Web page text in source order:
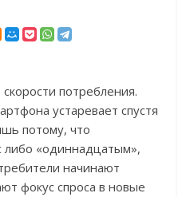
потребления.
устаревает спустя
потому, что
либо «одиннадцатым»,
начинают
фокус спроса в новые